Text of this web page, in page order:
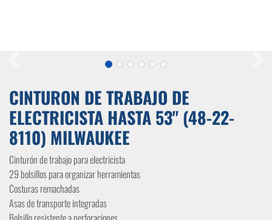
CINTURON DE TRABAJO DE
ELECTRICISTA HASTA 53" (48-22-
8110) MILWAUKEE
Cinturón de trabajo para electricista
29 bolsillos para organizar herramientas
Costuras remachadas
Asas de transporte integradas